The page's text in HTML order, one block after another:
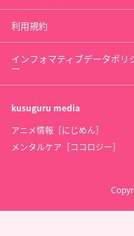
利用規約
インフォマティブデータポリ
ー
kusuguru media
アニメ情報［にじめん］
メンタルケア［ココロジー］